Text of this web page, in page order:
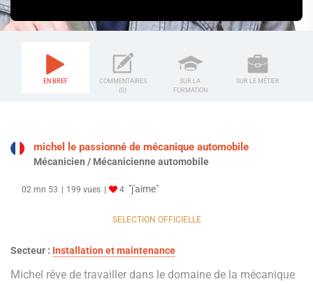
EN BREF
COMMENTAIRES
(0)
SUR LA
FORMATION
SUR LE MÉTIER
michel le passionné de mécanique automobile
Mécanicien / Mécanicienne automobile
02 mn 53 199 vues 4 "j'aime"
SELECTION OFFICIELLE
Secteur : Installation et maintenance
Michel rêve de travailler dans le domaine de la mécanique